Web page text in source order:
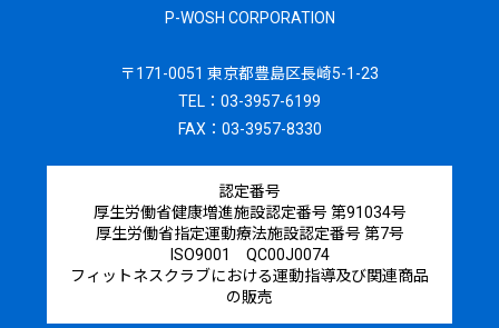
P-WOSH CORPORATION
〒171-0051 東京都豊島区長崎5-1-23
TEL：03-3957-6199
FAX：03-3957-8330
認定番号
厚生労働省健康増進施設認定番号 第91034号
厚生労働省指定運動療法施設認定番号 第7号
ISO9001 QC00J0074
フィットネスクラブにおける運動指導及び関連商品
の販売